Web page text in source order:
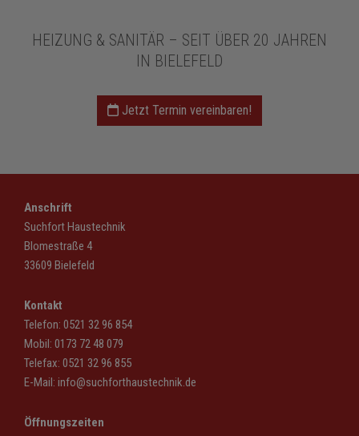
HEIZUNG & SANITÄR – SEIT ÜBER 20 JAHREN
IN BIELEFELD
Jetzt Termin vereinbaren!
Anschrift
Suchfort Haustechnik
Blomestraße 4
33609 Bielefeld
Kontakt
Telefon: 0521 32 96 854
Mobil: 0173 72 48 079
Telefax: 0521 32 96 855
E-Mail: info@suchforthaustechnik.de
Öffnungszeiten